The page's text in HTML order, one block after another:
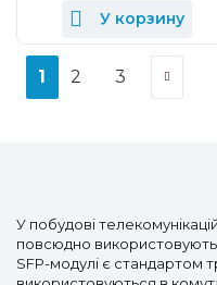
У корзину
1 2 3
У побудові
повсюдно
SFP-модулі є стандартом